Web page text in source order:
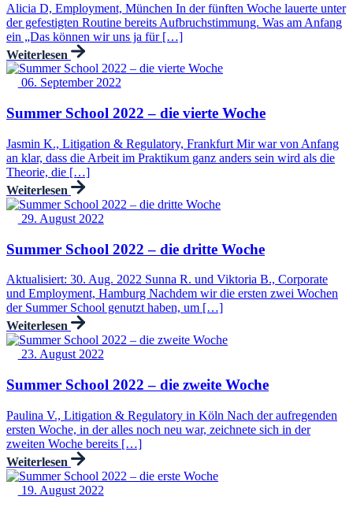
Alicia D, Employment, München In der fünften Woche lauerte unter
der gefestigten Routine bereits Aufbruchstimmung. Was am Anfang
ein „Das können wir uns ja für […]
Weiterlesen
06. September 2022
Summer School 2022 – die vierte Woche
Jasmin K., Litigation & Regulatory, Frankfurt Mir war von Anfang
an klar, dass die Arbeit im Praktikum ganz anders sein wird als die
Theorie, die […]
Weiterlesen
29. August 2022
Summer School 2022 – die dritte Woche
Aktualisiert: 30. Aug. 2022 Sunna R. und Viktoria B., Corporate
und Employment, Hamburg Nachdem wir die ersten zwei Wochen
der Summer School genutzt haben, um […]
Weiterlesen
23. August 2022
Summer School 2022 – die zweite Woche
Paulina V., Litigation & Regulatory in Köln Nach der aufregenden
ersten Woche, in der alles noch neu war, zeichnete sich in der
zweiten Woche bereits […]
Weiterlesen
19. August 2022